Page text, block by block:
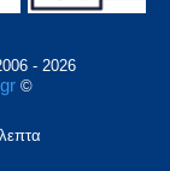
- 2026
©